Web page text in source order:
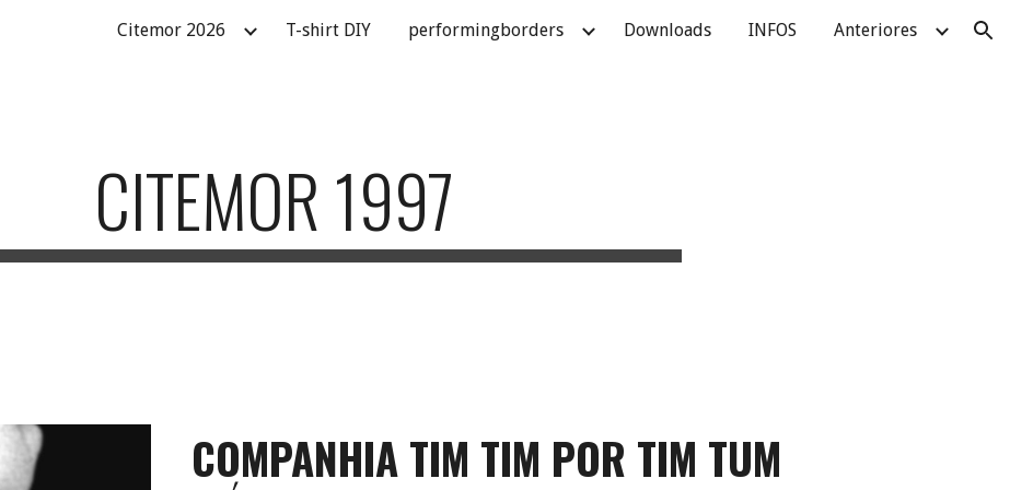
Skip to main content Skip to navigation
Citemor 2026 T-shirt DIY performingborders Downloads INFOS Anteriores
CITEMOR 1997
COMPANHIA TIM TIM POR TIM TUM